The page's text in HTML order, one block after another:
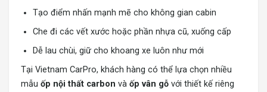
Tạo điểm nhấn mạnh mẽ cho không gian cabin
Che đi các vết xước hoặc phần nhựa cũ, xuống cấp
Dễ lau chùi, giữ cho khoang xe luôn như mới
Tại Vietnam CarPro, khách hàng có thể lựa chọn nhiều
mẫu ốp nội thất carbon và ốp vân gỗ với thiết kế riêng